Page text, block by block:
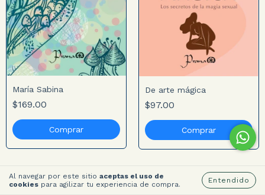
Al navegar por este sitio aceptas el uso de
cookies para agilizar tu experiencia de compra. Entendido
María Sabina
$169.00
De arte mágica
$97.00